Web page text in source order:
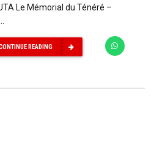
Le Mémorial du Ténéré –
READING